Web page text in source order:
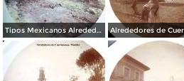
Tipos Mexicanos Alrededores de Cuernavaca Morelos..